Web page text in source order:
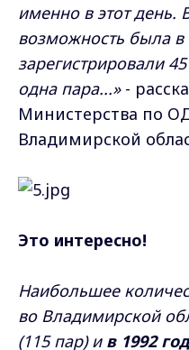
именно в этот день.
возможность была в
зарегистрировали
одна пара...»-
Министерства по
Владимирской
Это интересно!
Наибольшее
во Владимирской
(115 пар) и в 1992